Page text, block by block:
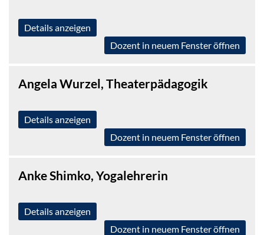
Details anzeigen
Dozent in neuem Fenster öffnen
Angela Wurzel, Theaterpädagogik
Details anzeigen
Dozent in neuem Fenster öffnen
Anke Shimko, Yogalehrerin
Details anzeigen
Dozent in neuem Fenster öffnen